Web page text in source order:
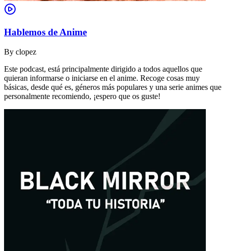
Hablemos de Anime
By clopez
Este podcast, está principalmente dirigido a todos aquellos que
quieran informarse o iniciarse en el anime. Recoge cosas muy
básicas, desde qué es, géneros más populares y una serie animes que
personalmente recomiendo, ¡espero que os guste!